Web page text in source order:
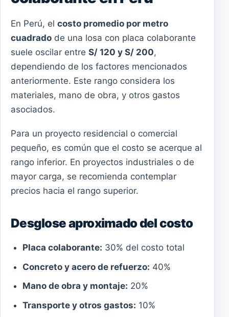
En Perú, el costo promedio por metro
cuadrado de una losa con placa colaborante
suele oscilar entre S/ 120 y S/ 200,
dependiendo de los factores mencionados
anteriormente. Este rango considera los
materiales, mano de obra, y otros gastos
asociados.
Para un proyecto residencial o comercial
pequeño, es común que el costo se acerque al
rango inferior. En proyectos industriales o de
mayor carga, se recomienda contemplar
precios hacia el rango superior.
Desglose aproximado del costo
Placa colaborante: 30% del costo total
Concreto y acero de refuerzo: 40%
Mano de obra y montaje: 20%
Transporte y otros gastos: 10%